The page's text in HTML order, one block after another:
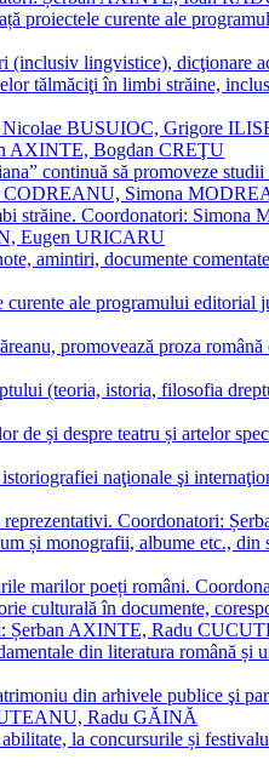
proiectele curente ale
(inclusiv lingvistice),
tălmăciţi în limbi străine,
Nicolae BUSUIOC, Grigore
AXINTE, Bogdan CREŢU
continuă să promoveze
CODREANU, Simona
străine. Coordonatori:
Eugen URICARU
amintiri, documente
curente ale programului
promovează proza
(teoria, istoria, filosofia
de și despre teatru și artelor
naţionale şi
Coordonatori:
și monografii, albume etc.,
marilor poeți români.
culturală în documente,
Șerban AXINTE, Radu
din literatura română
din arhivele publice
Radu GĂINĂ
la concursurile și